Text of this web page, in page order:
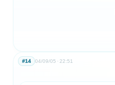
04/09/05 22:51
#14